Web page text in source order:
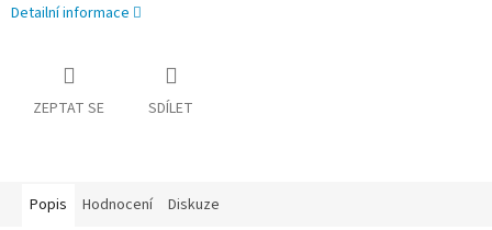
Detailní informace
ZEPTAT SE SDÍLET
Popis Hodnocení Diskuze